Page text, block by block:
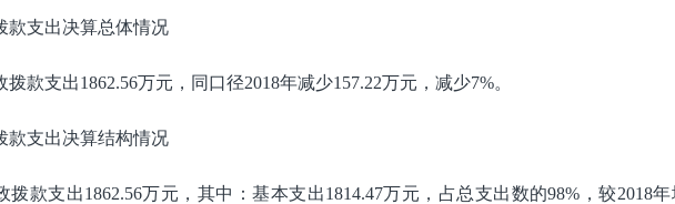
款支出决算总体情况
拨款支出1862.56万元，同口径2018年减少157.22万元，减少7%。
款支出决算结构情况
拨款支出1862.56万元，其中：基本支出1814.47万元，占总支出数的98%，较2018